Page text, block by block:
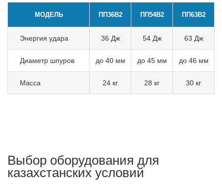
МОДЕЛЬ ПП36В2 ПП54В2 ПП63В2
Энергия удара 36 Дж 54 Дж 63 Дж
Диаметр шпуров до 40 мм до 45 мм до 46 мм
Масса 24 кг 28 кг 30 кг
Выбор оборудования для
казахстанских условий